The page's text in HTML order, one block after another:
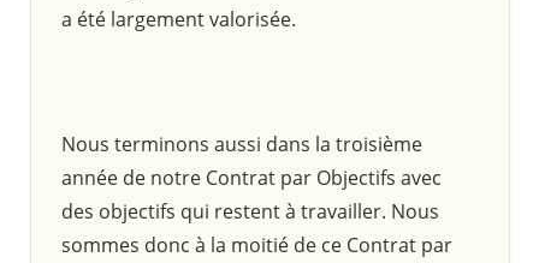
a été largement valorisée.
Nous terminons aussi dans la troisième
année de notre Contrat par Objectifs avec
des objectifs qui restent à travailler. Nous
sommes donc à la moitié de ce Contrat par